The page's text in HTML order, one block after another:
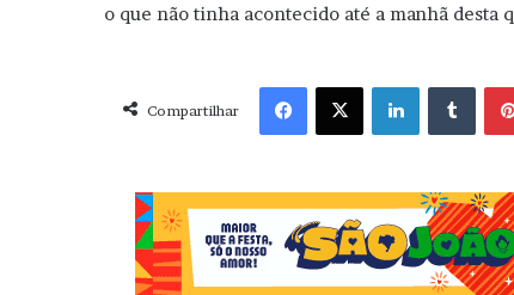
o que não tinha acontecido até a manhã desta
Compartilhar
Facebook X Linkedin